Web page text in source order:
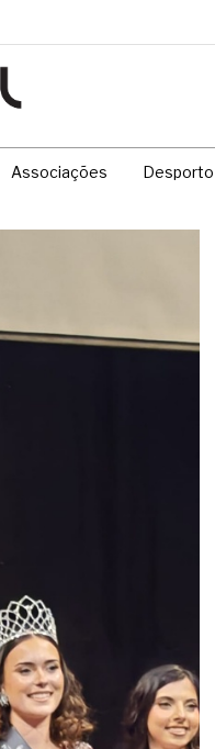
Associações Desporto